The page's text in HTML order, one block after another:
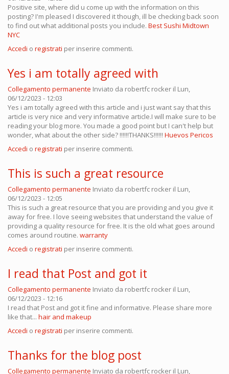
Positive site, where did u come up with the information on this
posting? I'm pleased I discovered it though, ill be checking back soon
to find out what additional posts you include. Best Sushi Midtown
NYC
Accedi o registrati per inserire commenti.
Yes i am totally agreed with
Collegamento permanente Inviato da robertfc rocker il Lun,
06/12/2023 - 12:03
Yes i am totally agreed with this article and i just want say that this
article is very nice and very informative article.I will make sure to be
reading your blog more. You made a good point but I can't help but
wonder, what about the other side? !!!!!!THANKS!!!!!! Huevos Pericos
Accedi o registrati per inserire commenti.
This is such a great resource
Collegamento permanente Inviato da robertfc rocker il Lun,
06/12/2023 - 12:05
This is such a great resource that you are providing and you give it
away for free. I love seeing websites that understand the value of
providing a quality resource for free. It is the old what goes around
comes around routine. warranty
Accedi o registrati per inserire commenti.
I read that Post and got it
Collegamento permanente Inviato da robertfc rocker il Lun,
06/12/2023 - 12:16
I read that Post and got it fine and informative. Please share more
like that... hair and makeup
Accedi o registrati per inserire commenti.
Thanks for the blog post
Collegamento permanente Inviato da robertfc rocker il Lun,